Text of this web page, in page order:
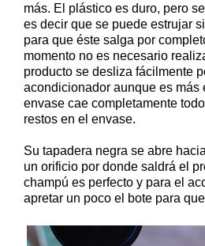
más. El plástico es duro, pero
es decir que se puede estrujar
para que éste salga por
momento no es necesario
producto se desliza fácilmente
acondicionador aunque es más
envase cae completamente
restos en el envase.
Su tapadera negra se abre
un orificio por donde saldrá el
champú es perfecto y para el
apretar un poco el bote para